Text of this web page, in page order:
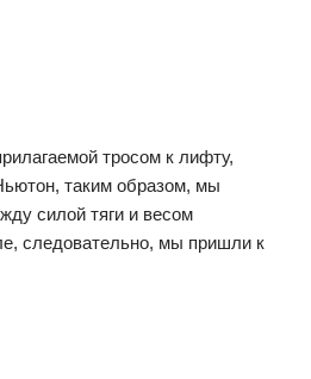
тросом к лифту,
таким образом, мы
силой тяги и весом
следовательно, мы пришли к